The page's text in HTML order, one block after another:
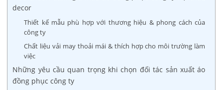
decor
Thiết kế mẫu phù hợp với thương hiệu & phong cách của
công ty
Chất liệu vải may thoải mái & thích hợp cho môi trường làm
việc
Những yêu cầu quan trọng khi chọn đối tác sản xuất áo
đồng phục công ty